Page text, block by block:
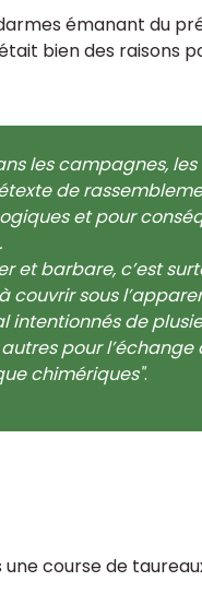
émanant du
bien des raisons
les campagnes,
de
et pour
et barbare, c’est
sous
intentionnés de
pour
chimériques".
course de